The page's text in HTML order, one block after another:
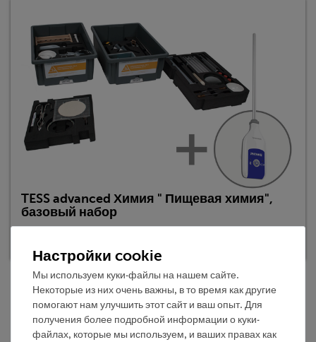
TESS advanced Химия " Пищевая химия",
базовый набор
Описание
Настройки cookie
Мы используем куки-файлы на нашем сайте.
Некоторые из них очень важны, в то время как другие
помогают нам улучшить этот сайт и ваш опыт. Для
получения более подробной информации о куки-
файлах, которые мы используем, и ваших правах как